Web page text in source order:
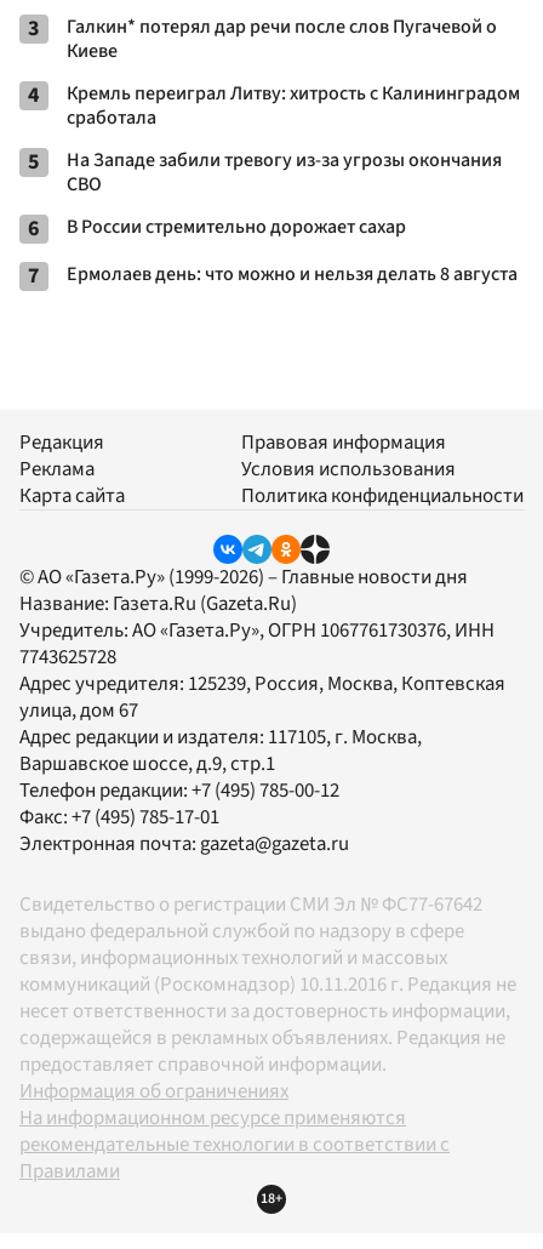
3
Галкин* потерял дар речи после слов Пугачевой о
Киеве
4
Кремль переиграл Литву: хитрость с Калининградом
сработала
5
На Западе забили тревогу из-за угрозы окончания
СВО
6 В России стремительно дорожает сахар
7 Ермолаев день: что можно и нельзя делать 8 августа
Редакция
Реклама
Карта сайта
Правовая информация
Условия использования
Политика конфиденциальности
© АО «Газета.Ру» (1999-2026) – Главные новости дня
Название: Газета.Ru (Gazeta.Ru)
Учредитель:АО «Газета.Ру», ОГРН 1067761730376, ИНН
7743625728
Адрес учредителя: 125239, Россия, Москва, Коптевская
улица, дом 67
Адрес редакции и издателя: 117105, г. Москва,
Варшавское шоссе, д.9, стр.1
Телефон редакции:+7 (495) 785-00-12
Факс:+7 (495) 785-17-01
Электронная почта: gazeta@gazeta.ru
Свидетельство о регистрации СМИ Эл № ФС77-67642
выдано федеральной службой по надзору в сфере
связи, информационных технологий и массовых
коммуникаций (Роскомнадзор) 10.11.2016 г. Редакция не
несет ответственности за достоверность информации,
содержащейся в рекламных объявлениях. Редакция не
предоставляет справочной информации.
Информация об ограничениях
На информационном ресурсе применяются
рекомендательные технологии в соответствии с
Правилами
18+